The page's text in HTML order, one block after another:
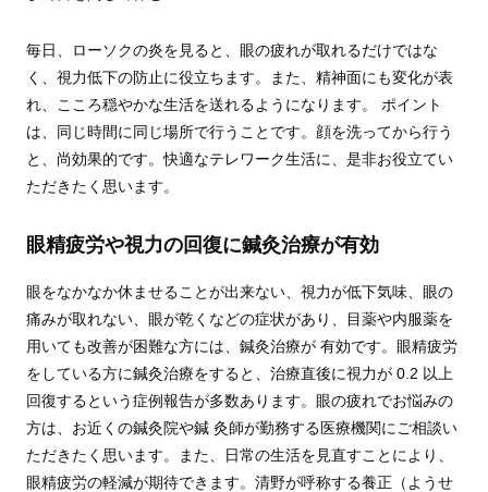
毎日、ローソクの炎を見ると、眼の疲れが取れるだけではな
く、視力低下の防止に役立ちます。また、精神面にも変化が表
れ、こころ穏やかな生活を送れるようになります。 ポイント
は、同じ時間に同じ場所で行うことです。顔を洗ってから行う
と、尚効果的です。快適なテレワーク生活に、是非お役立てい
ただきたく思います。
眼精疲労や視力の回復に鍼灸治療が有効
眼をなかなか休ませることが出来ない、視力が低下気味、眼の
痛みが取れない、眼が乾くなどの症状があり、目薬や内服薬を
用いても改善が困難な方には、鍼灸治療が 有効です。眼精疲労
をしている方に鍼灸治療をすると、治療直後に視力が 0.2 以上
回復するという症例報告が多数あります。眼の疲れでお悩みの
方は、お近くの鍼灸院や鍼 灸師が勤務する医療機関にご相談い
ただきたく思います。また、日常の生活を見直すことにより、
眼精疲労の軽減が期待できます。清野が呼称する養正（ようせ